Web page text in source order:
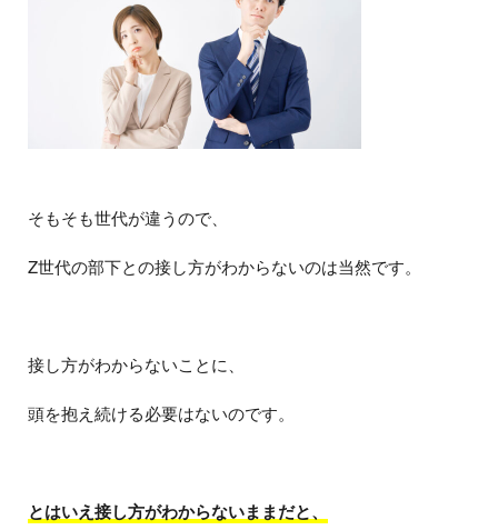
そもそも世代が違うので、
Z世代の部下との接し方がわからないのは当然です。
接し方がわからないことに、
頭を抱え続ける必要はないのです。
とはいえ接し方がわからないままだと、